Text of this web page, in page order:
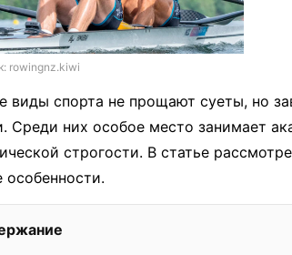
rowingnz.kiwi
виды спорта не прощают суеты, но
Среди них особое место занимает
строгости. В статье
особенности.